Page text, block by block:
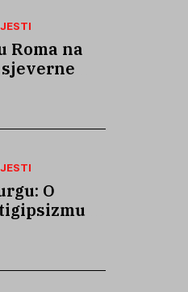
Roma na
O
i